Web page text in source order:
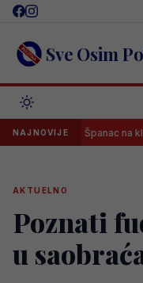
Skip
content Sve Osim
NAJNOVIJE
Španac na klupi
AKTUELNO
Poznati
u